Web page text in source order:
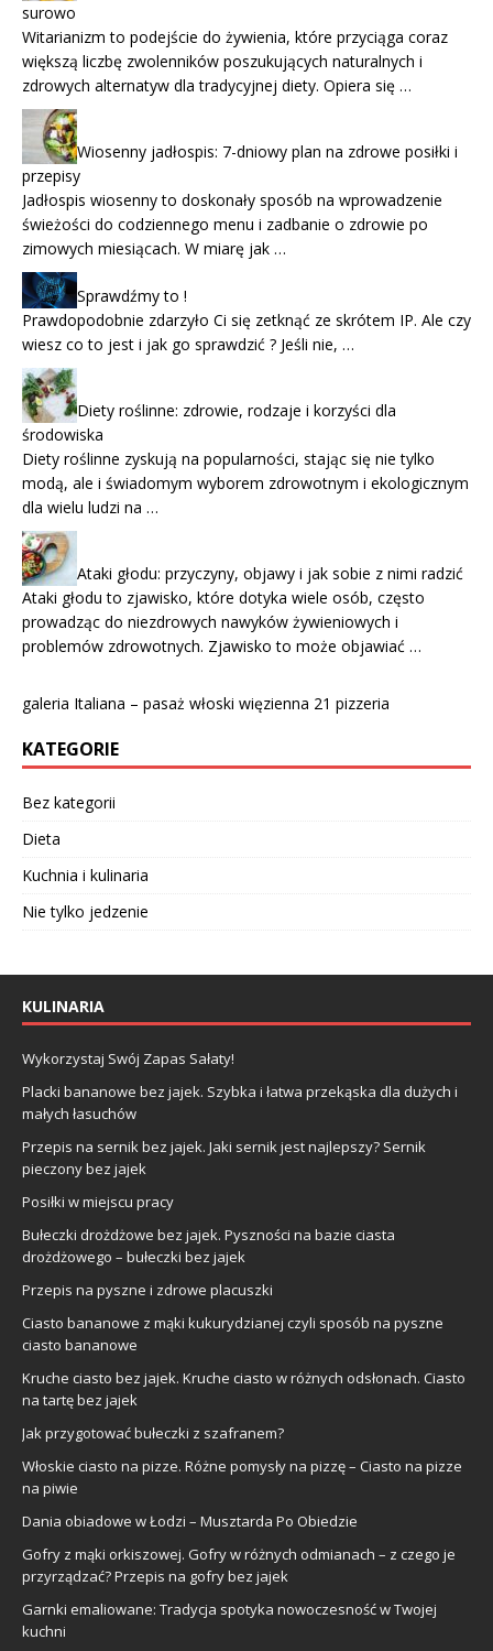
surowo
Witarianizm to podejście do żywienia, które przyciąga coraz
większą liczbę zwolenników poszukujących naturalnych i
zdrowych alternatyw dla tradycyjnej diety. Opiera się …
Wiosenny jadłospis: 7-dniowy plan na zdrowe posiłki i
przepisy
Jadłospis wiosenny to doskonały sposób na wprowadzenie
świeżości do codziennego menu i zadbanie o zdrowie po
zimowych miesiącach. W miarę jak …
Sprawdźmy to !
Prawdopodobnie zdarzyło Ci się zetknąć ze skrótem IP. Ale czy
wiesz co to jest i jak go sprawdzić ? Jeśli nie, …
Diety roślinne: zdrowie, rodzaje i korzyści dla
środowiska
Diety roślinne zyskują na popularności, stając się nie tylko
modą, ale i świadomym wyborem zdrowotnym i ekologicznym
dla wielu ludzi na …
Ataki głodu: przyczyny, objawy i jak sobie z nimi radzić
Ataki głodu to zjawisko, które dotyka wiele osób, często
prowadząc do niezdrowych nawyków żywieniowych i
problemów zdrowotnych. Zjawisko to może objawiać …
galeria Italiana – pasaż włoski więzienna 21 pizzeria
KATEGORIE
Bez kategorii
Dieta
Kuchnia i kulinaria
Nie tylko jedzenie
KULINARIA
Wykorzystaj Swój Zapas Sałaty!
Placki bananowe bez jajek. Szybka i łatwa przekąska dla dużych i
małych łasuchów
Przepis na sernik bez jajek. Jaki sernik jest najlepszy? Sernik
pieczony bez jajek
Posiłki w miejscu pracy
Bułeczki drożdżowe bez jajek. Pyszności na bazie ciasta
drożdżowego – bułeczki bez jajek
Przepis na pyszne i zdrowe placuszki
Ciasto bananowe z mąki kukurydzianej czyli sposób na pyszne
ciasto bananowe
Kruche ciasto bez jajek. Kruche ciasto w różnych odsłonach. Ciasto
na tartę bez jajek
Jak przygotować bułeczki z szafranem?
Włoskie ciasto na pizze. Różne pomysły na pizzę – Ciasto na pizze
na piwie
Dania obiadowe w Łodzi – Musztarda Po Obiedzie
Gofry z mąki orkiszowej. Gofry w różnych odmianach – z czego je
przyrządzać? Przepis na gofry bez jajek
Garnki emaliowane: Tradycja spotyka nowoczesność w Twojej
kuchni